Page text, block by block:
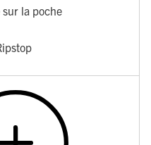
la poche